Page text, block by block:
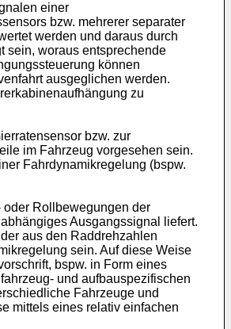
einer
bzw. mehrerer separater
werden und daraus durch
sein, woraus entsprechende
können
ausgeglichen werden.
zu
bzw. zur
im Fahrzeug vorgesehen sein.
Fahrdynamikregelung (bspw.
oder Rollbewegungen der
Ausgangssignal liefert.
aus den Raddrehzahlen
sein. Auf diese Weise
bspw. in Form eines
und aufbauspezifischen
Fahrzeuge und
mittels eines relativ einfachen